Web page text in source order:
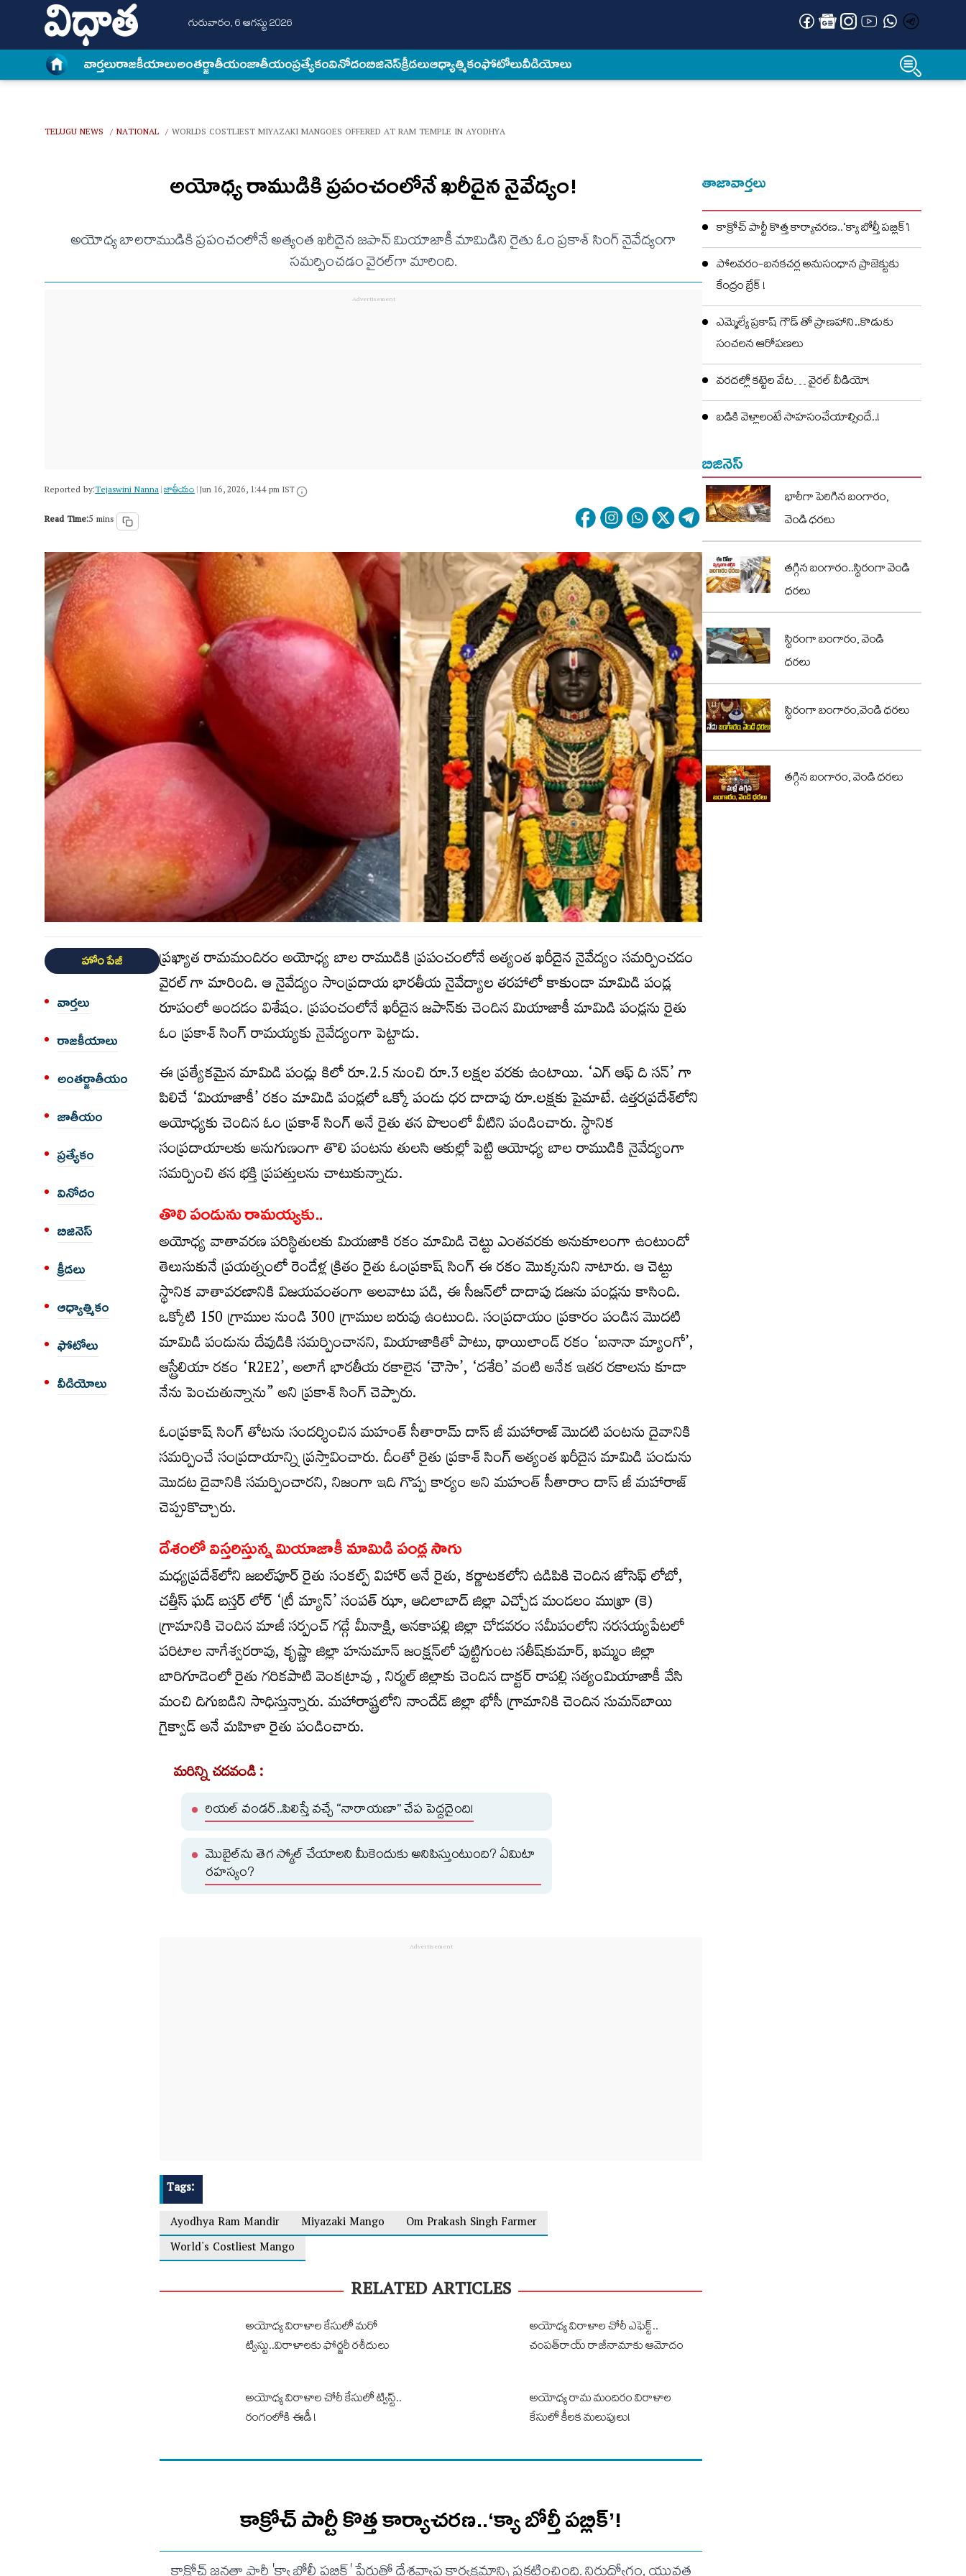
గురువారం, 6 ఆగస్టు 2026
వార్త‌లురాజకీయాలుఅంత‌ర్జాతీయంజాతీయంప్రత్యేకంవినోదంబిజినెస్క్రీడలుఆధ్యాత్మికంఫోటోలువీడియోలు
TELUGU NEWS / NATIONAL / WORLDS COSTLIEST MIYAZAKI MANGOES OFFERED AT RAM TEMPLE IN AYODHYA
అయోధ్య రాముడికి ప్రపంచంలోనే ఖరీదైన నైవేద్యం!
అయోధ్య బాలరాముడికి ప్రపంచంలోనే అత్యంత ఖరీదైన జపాన్ మియాజాకీ మామిడిని రైతు ఓం ప్రకాశ్ సింగ్ నైవేద్యంగా
సమర్పించడం వైరల్‌గా మారింది.
Reported by:Tejaswini Nanna|జాతీయం|Jun 16, 2026, 1:44 pm IST
Read Time:5 mins
హోం పేజీ
వార్త‌లు
రాజకీయాలు
అంత‌ర్జాతీయం
జాతీయం
ప్రత్యేకం
వినోదం
బిజినెస్
క్రీడలు
ఆధ్యాత్మికం
ఫోటోలు
వీడియోలు
ప్రఖ్యాత రామమందిరం అయోధ్య బాల రాముడికి ప్రపంచంలోనే అత్యంత ఖరీదైన నైవేద్యం సమర్పించడం
వైరల్ గా మారింది. ఆ నైవేద్యం సాంప్రదాయ భారతీయ నైవేద్యాల తరహాలో కాకుండా మామిడి పండ్ల
రూపంలో అందడం విశేషం. ప్రపంచంలోనే ఖరీదైన జపాన్‌కు చెందిన మియాజాకీ మామిడి పండ్లను రైతు
ఓం ప్రకాశ్ సింగ్ రామయ్యకు నైవేద్యంగా పెట్టాడు.
ఈ ప్రత్యేకమైన మామిడి పండ్లు కిలో రూ.2.5 నుంచి రూ.3 లక్షల వరకు ఉంటాయి. ‘ఎగ్ ఆఫ్ ది సన్’ గా
పిలిచే ‘మియాజాకీ’ రకం మామిడి పండ్లలో ఒక్కో పండు ధర దాదాపు రూ.లక్షకు పైమాటే. ఉత్తరప్రదేశ్‌లోని
అయోధ్యకు చెందిన ఓం ప్రకాశ్‌ సింగ్‌ అనే రైతు తన పొలంలో వీటిని పండించారు. స్థానిక
సంప్రదాయాలకు అనుగుణంగా తొలి పంటను తులసి ఆకుల్లో పెట్టి ఆయోధ్య బాల రాముడికి నైవేద్యంగా
సమర్పించి తన భక్తి ప్రపత్తులను చాటుకున్నాడు.
తొలి పండును రామయ్యకు..
అయోధ్య వాతావరణ పరిస్థితులకు మియజాకి రకం మామిడి చెట్టు ఎంతవరకు అనుకూలంగా ఉంటుందో
తెలుసుకునే ప్రయత్నంలో రెండేళ్ల క్రితం రైతు ఓంప్రకాష్ సింగ్ ఈ రకం మొక్కనుని నాటారు. ఆ చెట్టు
స్థానిక వాతావరణానికి విజయవంతంగా అలవాటు పడి, ఈ సీజన్‌లో దాదాపు డజను పండ్లను కాసింది.
ఒక్కోటి 150 గ్రాముల నుండి 300 గ్రాముల బరువు ఉంటుంది. సంప్రదాయం ప్రకారం పండిన మొదటి
మామిడి పండును దేవుడికి సమర్పించానని, మియాజాకితో పాటు, థాయిలాండ్ రకం ‘బనానా మ్యాంగో’,
ఆస్ట్రేలియా రకం ‘R2E2’, అలాగే భారతీయ రకాలైన ‘చౌసా’, ‘దశేరి’ వంటి అనేక ఇతర రకాలను కూడా
నేను పెంచుతున్నాను” అని ప్రకాశ్ సింగ్ చెప్పారు.
ఓంప్రకాష్ సింగ్ తోటను సందర్శించిన మహంత్ సీతారామ్ దాస్ జీ మహారాజ్ మొదటి పంటను దైవానికి
సమర్పించే సంప్రదాయాన్ని ప్రస్తావించారు. దీంతో రైతు ప్రకాశ్ సింగ్ అత్యంత ఖరీదైన మామిడి పండును
మొదట దైవానికి సమర్పించారని, నిజంగా ఇది గొప్ప కార్యం అని మహంత్ సీతారాం దాస్ జీ మహారాజ్
చెప్పుకొచ్చారు.
దేశంలో విస్తరిస్తున్న మియాజాకీ మామిడి పండ్ల సాగు
మధ్యప్రదేశ్‌లోని జబల్‌పూర్‌ రైతు సంకల్ప్ విహార్ అనే రైతు, కర్ణాటకలోని ఉడిపికి చెందిన జోసెఫ్ లోబో,
చత్తీస్ ఘడ్ బస్తర్ లోర్ ‘ట్రీ మ్యాన్’ సంపత్ ఝా, ఆదిలాబాద్ జిల్లా ఎచ్చోడ మండలం ముఖ్రా (కె)
గ్రామానికి చెందిన మాజీ సర్పంచ్ గడ్గే మీనాక్షి, అనకాపల్లి జిల్లా చోడవరం సమీపంలోని నరసయ్యపేటలో
పరిటాల నాగేశ్వరరావు, కృష్ణా జిల్లా హనుమాన్‌ జంక్షన్‌లో పుట్టిగుంట సతీష్‌కుమార్‌, ఖమ్మం జిల్లా
బారిగూడెంలో రైతు గరికపాటి వెంకట్రావు , నిర్మల్ జిల్లాకు చెందిన డాక్టర్ రాపల్లి సత్యంమియాజాకీ వేసి
మంచి దిగుబడిని సాధిస్తున్నారు. మహారాష్ట్రలోని నాందేడ్‌ జిల్లా భోసీ గ్రామానికి చెందిన సుమన్‌బాయి
గైక్వాడ్‌ అనే మహిళా రైతు పండించారు.
మరిన్ని చదవండి :
రియల్ వండర్..పిలిస్తే వచ్చే “నారాయణా” చేప పెద్దదైంది!
మొబైల్‌ను తెగ స్క్రోల్‌ చేయాలని మీకెందుకు అనిపిస్తుంటుంది? ఏమిటా
రహస్యం?
Tags:
Ayodhya Ram Mandir
Miyazaki Mango
Om Prakash Singh Farmer
World's Costliest Mango
RELATED ARTICLES
అయోధ్య విరాళాల కేసులో మరో
ట్విస్టు..విరాళాలకు ఫోర్జరీ రశీదులు
అయోధ్య విరాళాల చోరీ ఎఫెక్ట్..
చంపత్‌రాయ్‌ రాజీనామాకు ఆమోదం
అయోధ్య విరాళాల చోరీ కేసులో ట్విస్ట్‌..
రంగంలోకి ఈడీ !
అయోధ్య రామ మందిరం విరాళాల
కేసులో కీలక మలుపులు!
కాక్రోచ్ పార్టీ కొత్త కార్యాచరణ..‘క్యా బోల్తీ పబ్లిక్’!
తాజావార్తలు
కాక్రోచ్ పార్టీ కొత్త కార్యాచరణ..‘క్యా బోల్తీ పబ్లిక్’!
పోలవరం-బనకచర్ల అనుసంధాన ప్రాజెక్టుకు
కేంద్రం బ్రేక్ !
ఎమ్మెల్యే ప్రకాష్ గౌడ్ తో ప్రాణహాని..కొడుకు
సంచలన ఆరోపణలు
వరదల్లో కట్టెల వేట… వైరల్ వీడియో!
బడికి వెళ్లాలంటే సాహసంచేయాల్సిందే..!
బిజినెస్
భారీగా పెరిగిన బంగారం,
వెండి ధరలు
తగ్గిన బంగారం..స్థిరంగా వెండి
ధరలు
స్థిరంగా బంగారం, వెండి
ధరలు
స్థిరంగా బంగారం,వెండి ధరలు
తగ్గిన బంగారం, వెండి ధరలు